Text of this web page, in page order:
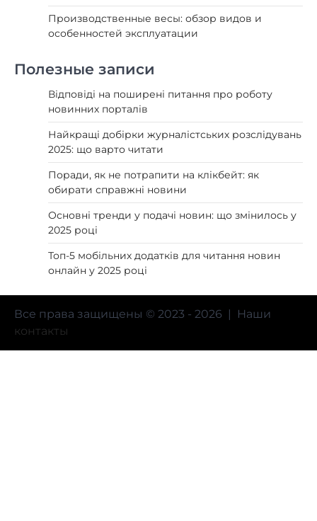
Производственные весы: обзор видов и
особенностей эксплуатации
Полезные записи
Відповіді на поширені питання про роботу
новинних порталів
Найкращі добірки журналістських розслідувань
2025: що варто читати
Поради, як не потрапити на клікбейт: як
обирати справжні новини
Основні тренди у подачі новин: що змінилось у
2025 році
Топ-5 мобільних додатків для читання новин
онлайн у 2025 році
Все права защищены © 2023 - 2026 | Наши
контакты